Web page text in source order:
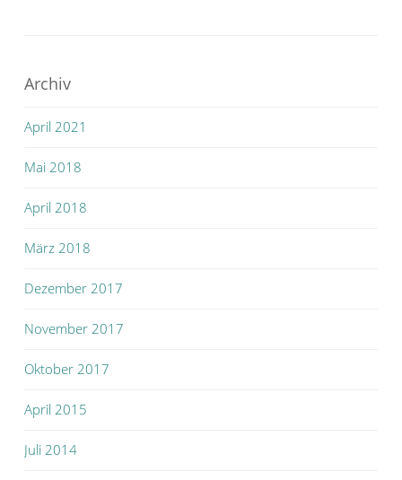
Archiv
April 2021
Mai 2018
April 2018
März 2018
Dezember 2017
November 2017
Oktober 2017
April 2015
Juli 2014